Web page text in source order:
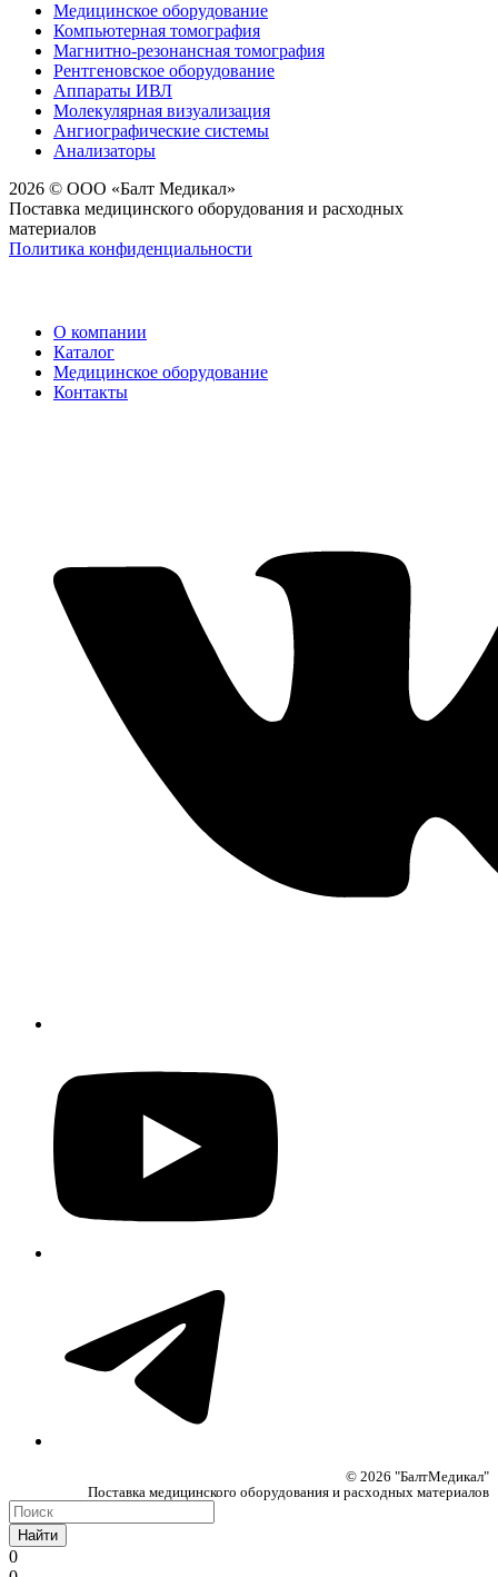
Медицинское оборудование
Компьютерная томография
Магнитно-резонансная томография
Рентгеновское оборудование
Аппараты ИВЛ
Молекулярная визуализация
Ангиографические системы
Анализаторы
2026 © ООО «Балт Медикал»
Поставка медицинского оборудования и расходных
материалов
Политика конфиденциальности
О компании
Каталог
Медицинское оборудование
Контакты
© 2026 "БалтМедикал"
Поставка медицинского оборудования и расходных материалов
Найти
0